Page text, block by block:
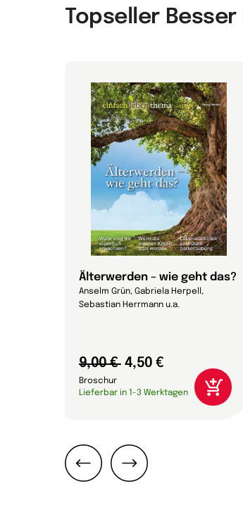
Topseller Besser
Älterwerden – wie geht das?
Anselm Grün, Gabriela Herpell,
Sebastian Herrmann u.a.
9,00 € 4,50 €
Broschur
Lieferbar in 1-3 Werktagen